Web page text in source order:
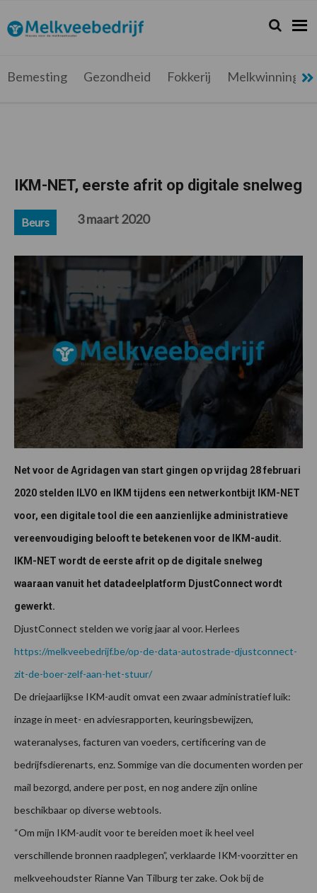
de
hoofdnavigatie
de
hoofd
de
eerste
de
voettekst
Melkveebedrijf.be
Nieuws
melkveehouder
Zoeken...
Zoek
Bemesting Gezondheid Fokkerij Melkwinning
IKM-NET, eerste afrit op digitale snelweg
Beurs 3 maart 2020
Net voor de Agridagen van start gingen op vrijdag 28 februari
2020 stelden ILVO en IKM tijdens een netwerkontbijt IKM-NET
voor, een digitale tool die een aanzienlijke administratieve
vereenvoudiging belooft te betekenen voor de IKM-audit.
IKM-NET wordt de eerste afrit op de digitale snelweg
waaraan vanuit het datadeelplatform DjustConnect wordt
gewerkt.
DjustConnect stelden we vorig jaar al voor. Herlees
https://melkveebedrijf.be/op-de-data-autostrade-djustconnect-
zit-de-boer-zelf-aan-het-stuur/
De driejaarlijkse IKM-audit omvat een zwaar administratief luik:
inzage in meet- en adviesrapporten, keuringsbewijzen,
wateranalyses, facturen van voeders, certificering van de
bedrijfsdierenarts, enz. Sommige van die documenten worden per
mail bezorgd, andere per post, en nog andere zijn online
beschikbaar op diverse webtools.
“Om mijn IKM-audit voor te bereiden moet ik heel veel
verschillende bronnen raadplegen”, verklaarde IKM-voorzitter en
melkveehoudster Rianne Van Tilburg ter zake. Ook bij de